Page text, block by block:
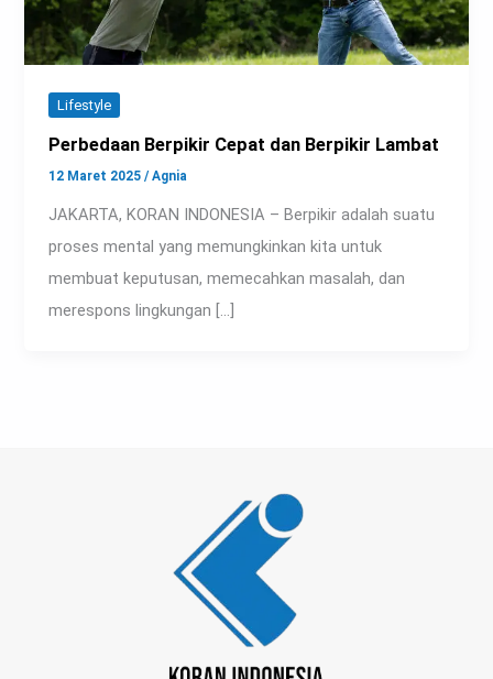
Lifestyle
Perbedaan Berpikir Cepat dan Berpikir Lambat
12 Maret 2025/Agnia
JAKARTA, KORAN INDONESIA – Berpikir adalah suatu
proses mental yang memungkinkan kita untuk
membuat keputusan, memecahkan masalah, dan
merespons lingkungan […]